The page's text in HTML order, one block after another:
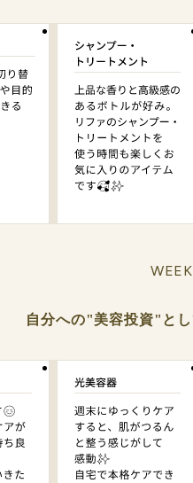
自分への"美容投資"と